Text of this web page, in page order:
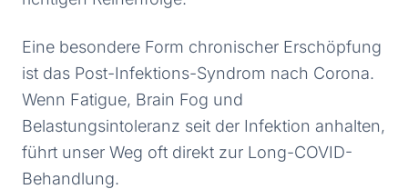
Eine besondere Form chronischer Erschöpfung
ist das Post-Infektions-Syndrom nach Corona.
Wenn Fatigue, Brain Fog und
Belastungsintoleranz seit der Infektion anhalten,
führt unser Weg oft direkt zur Long-COVID-
Behandlung.